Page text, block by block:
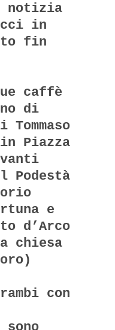
notizia
in
fin
caffè
di
Piazza
Podestà
e
d’Arco
chiesa
con